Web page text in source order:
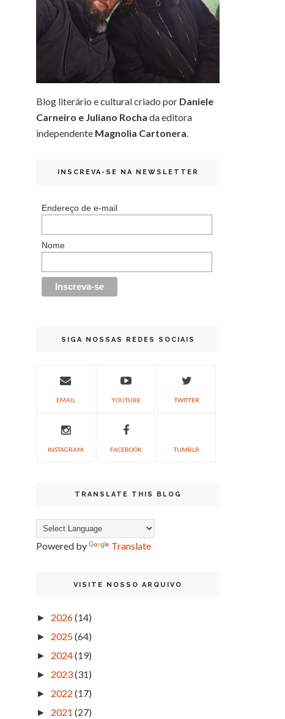
Blog literário e cultural criado por Daniele
Carneiro e Juliano Rocha da editora
independente Magnolia Cartonera.
INSCREVA-SE NA NEWSLETTER
Endereço de e-mail
Nome
SIGA NOSSAS REDES SOCIAIS
EMAIL YOUTUBE TWITTER
INSTAGRAM FACEBOOK TUMBLR
TRANSLATE THIS BLOG
Powered by Translate
VISITE NOSSO ARQUIVO
► 2026(14)
► 2025(64)
► 2024(19)
► 2023(31)
► 2022 (17)
► 2021 (27)